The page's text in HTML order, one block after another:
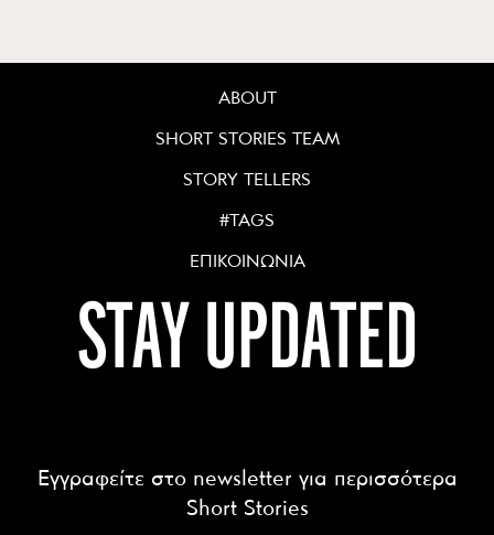
ABOUT
SHORT STORIES TEAM
STORY TELLERS
#TAGS
ΕΠΙΚΟΙΝΩΝΙΑ
STAY UPDATED
Εγγραφείτε στο newsletter για περισσότερα
Short Stories